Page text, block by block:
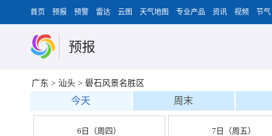
首页 预报 预警 雷达 云图 天气地图 专业产品 资讯 视频 节气
预报
广东 > 汕头 > 礐石风景名胜区
今天 周末
6日（周四）
7日（周五）